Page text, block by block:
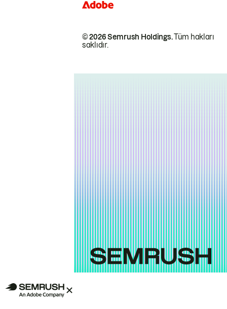
© 2026 Semrush Holdings.Tüm hakları
saklıdır.